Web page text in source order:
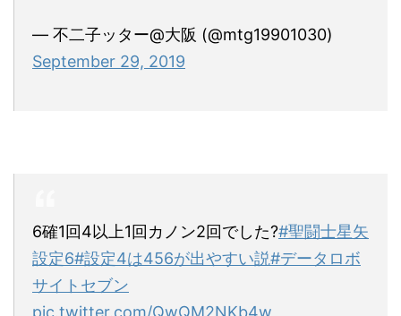
— 不二子ッター@大阪 (@mtg19901030)
September 29, 2019
6確1回4以上1回カノン2回でした?#聖闘士星矢
設定6#設定4は456が出やすい説#データロボ
サイトセブン
pic.twitter.com/QwQM2NKb4w